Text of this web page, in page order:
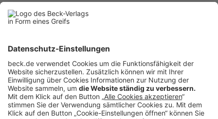
Norkus erläutert, dass eine dauerhafte Beziehung zwischen Airline
und Vermittler grundsätzlich genüge, um zu belegen, dass die Airline
billigte. Die Airline sei daher nur in dem seltenen Fall von ihrer
Verantwortung befreit, dass "der Vermittler von sich aus ohne jede
Beteiligung, Genehmigung oder Wissen seitens des
Luftfahrtunternehmens tätig wird". Für das "Wissen" im Sinne des
"Harms"-Urteils reiche es aus, dass der Airline die Rolle des Vermittlers
bekannt sei und sie seine Tätigkeiten gegen Provision billige. Im
konkreten Fall stehe fest, dass KLM von der Provision wusste und sie
billigte, so Norkus (Schlussanträge vom 19.06.2025 - C 45/24).